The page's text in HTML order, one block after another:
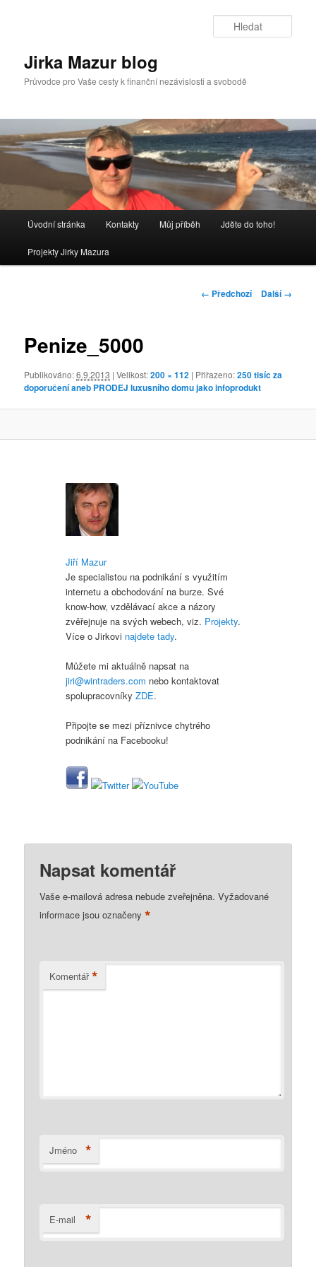
Jirka Mazur blog
Průvodce pro Vaše cesty k finanční nezávislosti a svobodě
navigační
Úvodní stránka Kontakty Můj příběh Jděte do toho!
Projekty Jirky Mazura
Navigace
← Předchozí Další →
Penize_5000
Publikováno:6.9.2013 | Velikost:200 × 112 | Přiřazeno:250 tisíc za
doporučení aneb PRODEJ luxusního domu jako infoprodukt
Jiří Mazur
Je specialistou na podnikání s využitím
internetu a obchodování na burze. Své
know-how, vzdělávací akce a názory
zvěřejnuje na svých webech, viz. Projekty.
Více o Jirkovi najdete tady.
Můžete mi aktuálně napsat na
jiri@wintraders.com nebo kontaktovat
spolupracovníkyZDE.
Připojte se mezi příznivce chytrého
podnikání na Facebooku!
Napsat komentář
Vaše e-mailová adresa nebude zveřejněna. Vyžadované
informace jsou označeny*
Komentář *
Jméno *
E-mail *